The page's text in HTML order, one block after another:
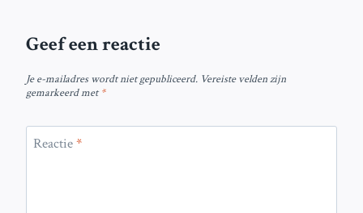
Geef een reactie
Je e-mailadres wordt niet gepubliceerd. Vereiste velden zijn
gemarkeerd met*
Reactie*